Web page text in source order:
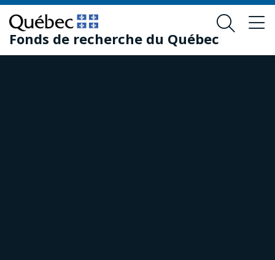
Passer
au
contenu
principal
Passer
au
pied
de
Fonds de recherche du Québec